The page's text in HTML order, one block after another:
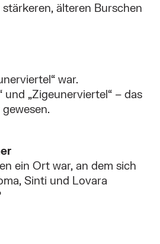
älteren Burschen
war.
und „Zigeunerviertel“ – das
ein Ort war, an dem sich
Sinti und Lovara